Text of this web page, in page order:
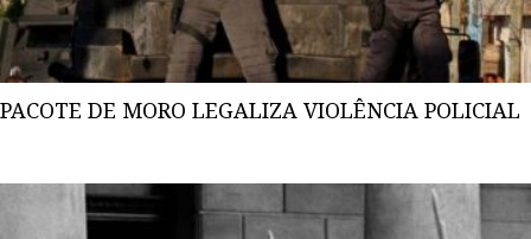
PACOTE DE MORO LEGALIZA VIOLÊNCIA POLICIAL